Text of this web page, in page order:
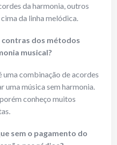
da harmonia, outros
da linha melódica.
contras dos métodos
musical?
uma combinação de acordes
uma música sem harmonia.
conheço muitos
sem o pagamento do